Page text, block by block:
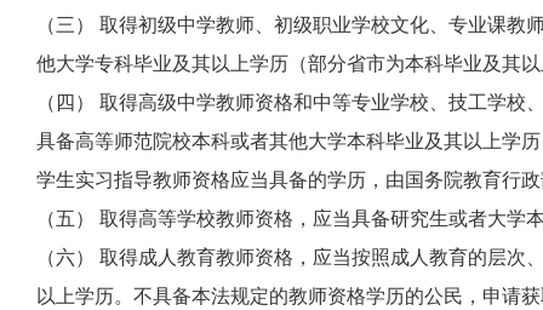
（三） 取得初级中学教师、初级职业学校文化、专业课
他大学专科毕业及其以上学历（部分省市为本科毕业及其
（四） 取得高级中学教师资格和中等专业学校、技工学
具备高等师范院校本科或者其他大学本科毕业及其以上学
学生实习指导教师资格应当具备的学历，由国务院教育行
（五） 取得高等学校教师资格，应当具备研究生或者大学
（六） 取得成人教育教师资格，应当按照成人教育的层
以上学历。不具备本法规定的教师资格学历的公民，申请